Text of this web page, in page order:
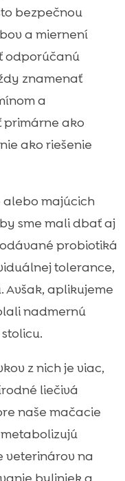
bezpečnou
a miernení
odporúčanú
znamenať
a
ako
ako riešenie
alebo majúcich
sme mali dbať aj
probiotiká
tolerance,
Avšak, aplikujeme
nadmernú
z nich je viac,
liečivá
naše mačacie
veterinárov na